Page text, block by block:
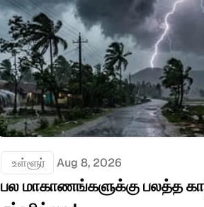
உள்ளூர் Aug 8, 2026
பல மாகாணங்களுக்கு பலத்த